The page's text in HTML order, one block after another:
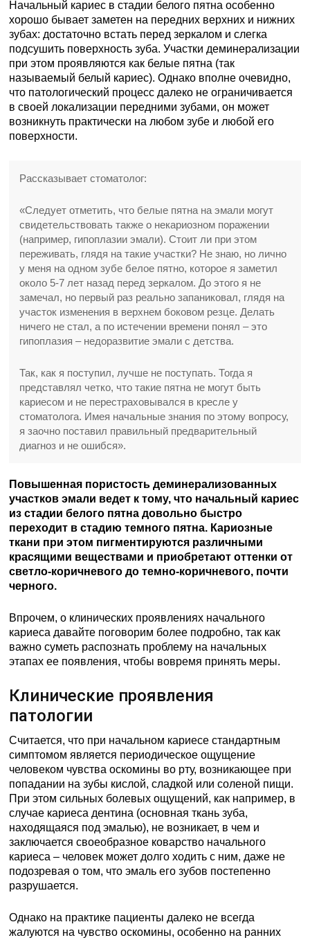
Начальный кариес в стадии белого пятна особенно
хорошо бывает заметен на передних верхних и нижних
зубах: достаточно встать перед зеркалом и слегка
подсушить поверхность зуба. Участки деминерализации
при этом проявляются как белые пятна (так
называемый белый кариес). Однако вполне очевидно,
что патологический процесс далеко не ограничивается
в своей локализации передними зубами, он может
возникнуть практически на любом зубе и любой его
поверхности.
Рассказывает стоматолог:
«Следует отметить, что белые пятна на эмали могут
свидетельствовать также о некариозном поражении
(например, гипоплазии эмали). Стоит ли при этом
переживать, глядя на такие участки? Не знаю, но лично
у меня на одном зубе белое пятно, которое я заметил
около 5-7 лет назад перед зеркалом. До этого я не
замечал, но первый раз реально запаниковал, глядя на
участок изменения в верхнем боковом резце. Делать
ничего не стал, а по истечении времени понял – это
гипоплазия – недоразвитие эмали с детства.
Так, как я поступил, лучше не поступать. Тогда я
представлял четко, что такие пятна не могут быть
кариесом и не перестраховывался в кресле у
стоматолога. Имея начальные знания по этому вопросу,
я заочно поставил правильный предварительный
диагноз и не ошибся».
Повышенная пористость деминерализованных
участков эмали ведет к тому, что начальный кариес
из стадии белого пятна довольно быстро
переходит в стадию темного пятна. Кариозные
ткани при этом пигментируются различными
красящими веществами и приобретают оттенки от
светло-коричневого до темно-коричневого, почти
черного.
Впрочем, о клинических проявлениях начального
кариеса давайте поговорим более подробно, так как
важно суметь распознать проблему на начальных
этапах ее появления, чтобы вовремя принять меры.
Клинические проявления
патологии
Считается, что при начальном кариесе стандартным
симптомом является периодическое ощущение
человеком чувства оскомины во рту, возникающее при
попадании на зубы кислой, сладкой или соленой пищи.
При этом сильных болевых ощущений, как например, в
случае кариеса дентина (основная ткань зуба,
находящаяся под эмалью), не возникает, в чем и
заключается своеобразное коварство начального
кариеса – человек может долго ходить с ним, даже не
подозревая о том, что эмаль его зубов постепенно
разрушается.
Однако на практике пациенты далеко не всегда
жалуются на чувство оскомины, особенно на ранних